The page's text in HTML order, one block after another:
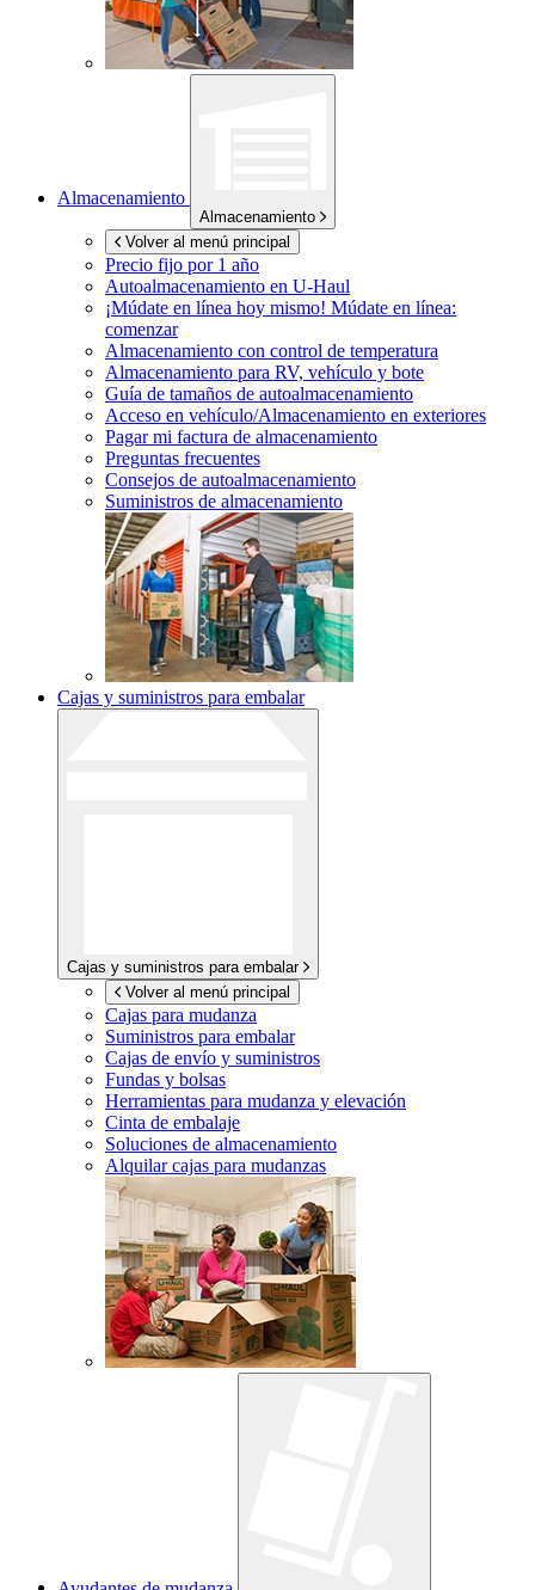
Almacenamiento
Almacenamiento
Volver al menú principal
Precio fijo por 1 año
Autoalmacenamiento en U-Haul
¡Múdate en línea hoy mismo! Múdate en línea:
comenzar
Almacenamiento con control de temperatura
Almacenamiento para RV, vehículo y bote
Guía de tamaños de autoalmacenamiento
Acceso en vehículo/Almacenamiento en exteriores
Pagar mi factura de almacenamiento
Preguntas frecuentes
Consejos de autoalmacenamiento
Suministros de almacenamiento
Cajas y suministros para embalar
Cajas y suministros para embalar
Volver al menú principal
Cajas para mudanza
Suministros para embalar
Cajas de envío y suministros
Fundas y bolsas
Herramientas para mudanza y elevación
Cinta de embalaje
Soluciones de almacenamiento
Alquilar cajas para mudanzas